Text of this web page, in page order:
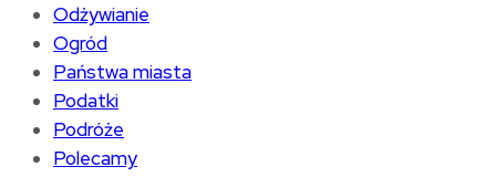
Odżywianie
Ogród
Państwa miasta
Podatki
Podróże
Polecamy